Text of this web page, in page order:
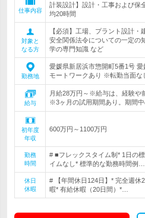
仕事内容
計装設計】設計・工事および
均20時間
対象と
なる方
【必須】工場、プラント設計・
安全関係法令についての一定の
学の専門知識 など
勤務地
愛媛県新居浜市惣開町5番1号
モートワークあり ※転勤当面な
給与
月給28万円～※給与は、経験や
※3ヶ月の試用期間あり。期間中
初年度
年収
600万円～1100万円
勤務
時間
# ■フレックスタイム制* 1日の
イムなし* 標準的な勤務時間例…
休日
休暇
# 【年間休日124日】* 完全週休
暇* 有給休暇（20日間）*…